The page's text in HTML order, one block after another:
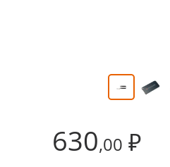
630,00 ₽